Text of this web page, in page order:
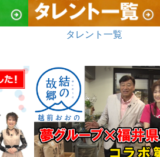
タレント一覧